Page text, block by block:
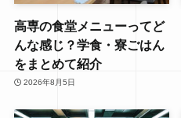
高専の食堂メニューってど
んな感じ？学食・寮ごはん
をまとめて紹介
2026年8月5日